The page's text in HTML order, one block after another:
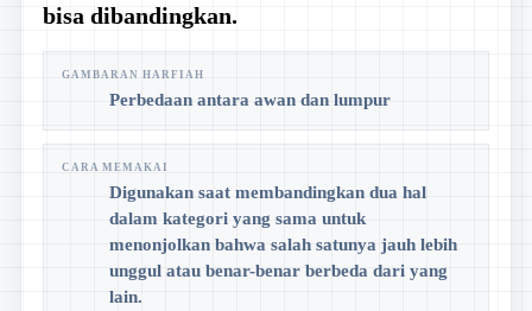
bisa dibandingkan.
GAMBARAN HARFIAH
Perbedaan antara awan dan lumpur
CARA MEMAKAI
Digunakan saat membandingkan dua hal
dalam kategori yang sama untuk
menonjolkan bahwa salah satunya jauh lebih
unggul atau benar-benar berbeda dari yang
lain.